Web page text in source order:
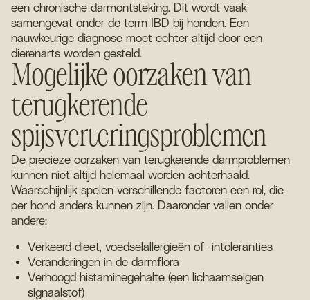
een chronische darmontsteking. Dit wordt vaak
samengevat onder de term IBD bij honden. Een
nauwkeurige diagnose moet echter altijd door een
dierenarts worden gesteld.
Mogelijke oorzaken van
terugkerende
spijsverteringsproblemen
De precieze oorzaken van terugkerende darmproblemen
kunnen niet altijd helemaal worden achterhaald.
Waarschijnlijk spelen verschillende factoren een rol, die
per hond anders kunnen zijn. Daaronder vallen onder
andere:
Verkeerd dieet, voedselallergieën of -intoleranties
Veranderingen in de darmflora
Verhoogd histaminegehalte (een lichaamseigen
signaalstof)